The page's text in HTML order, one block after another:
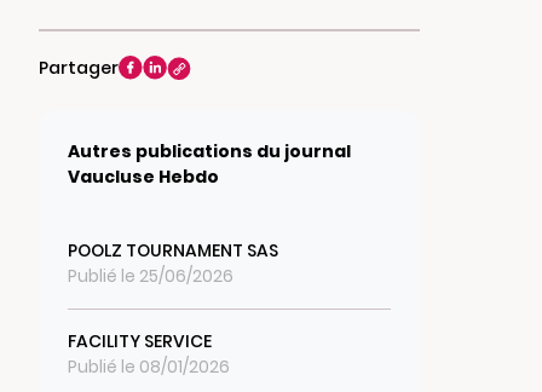
Partager
Autres publications du journal
Vaucluse Hebdo
POOLZ TOURNAMENT SAS
Publié le 25/06/2026
FACILITY SERVICE
Publié le 08/01/2026